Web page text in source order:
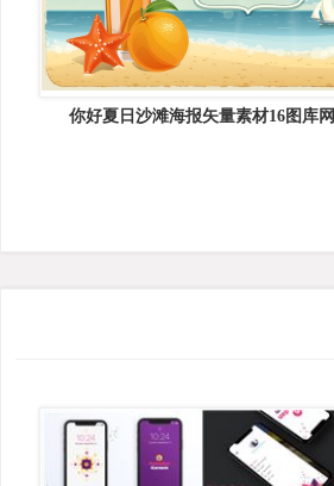
你好夏日沙滩海报矢量素材16图库网